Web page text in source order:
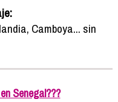
Camboya... sin
Senegal???